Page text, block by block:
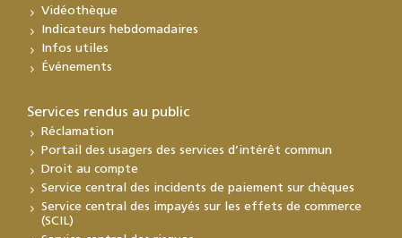
Vidéothèque
Indicateurs hebdomadaires
Infos utiles
Événements
Services rendus au public
Réclamation
Portail des usagers des services d’intérêt commun
Droit au compte
Service central des incidents de paiement sur chèques
Service central des impayés sur les effets de commerce
(SCIL)